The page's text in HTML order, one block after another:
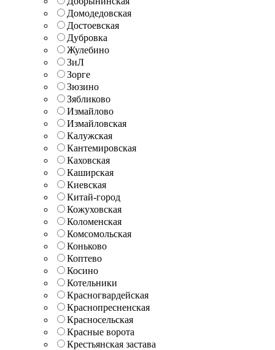
Домодедовская
Достоевская
Дубровка
Жулебино
ЗиЛ
Зорге
Зюзино
Зябликово
Измайлово
Измайловская
Калужская
Кантемировская
Каховская
Каширская
Киевская
Китай-город
Кожуховская
Коломенская
Комсомольская
Коньково
Коптево
Косино
Котельники
Красногвардейская
Краснопресненская
Красносельская
Красные ворота
Крестьянская застава